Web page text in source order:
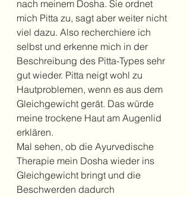
nach meinem Dosha. Sie ordnet
mich Pitta zu, sagt aber weiter nicht
viel dazu. Also recherchiere ich
selbst und erkenne mich in der
Beschreibung des Pitta-Types sehr
gut wieder. Pitta neigt wohl zu
Hautproblemen, wenn es aus dem
Gleichgewicht gerät. Das würde
meine trockene Haut am Augenlid
erklären.
Mal sehen, ob die Ayurvedische
Therapie mein Dosha wieder ins
Gleichgewicht bringt und die
Beschwerden dadurch